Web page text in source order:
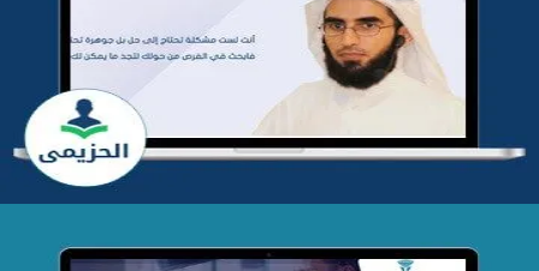
تطوير موقع المدرب ياسر الحزيمي
التفاصيل